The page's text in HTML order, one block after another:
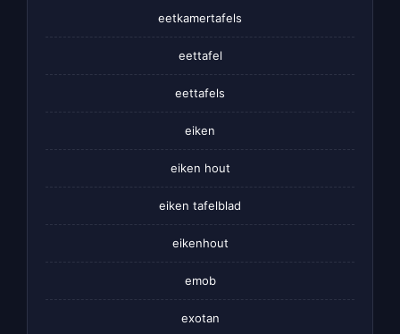
eetkamertafels
eettafel
eettafels
eiken
eiken hout
eiken tafelblad
eikenhout
emob
exotan